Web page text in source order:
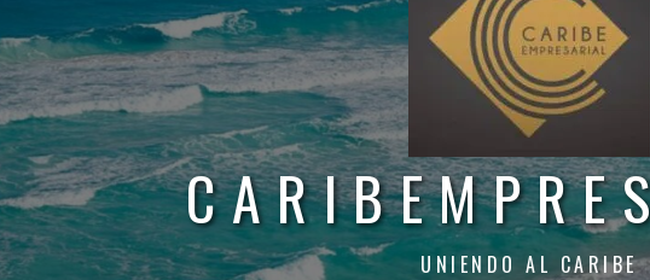
UNIENDO AL CARIBE